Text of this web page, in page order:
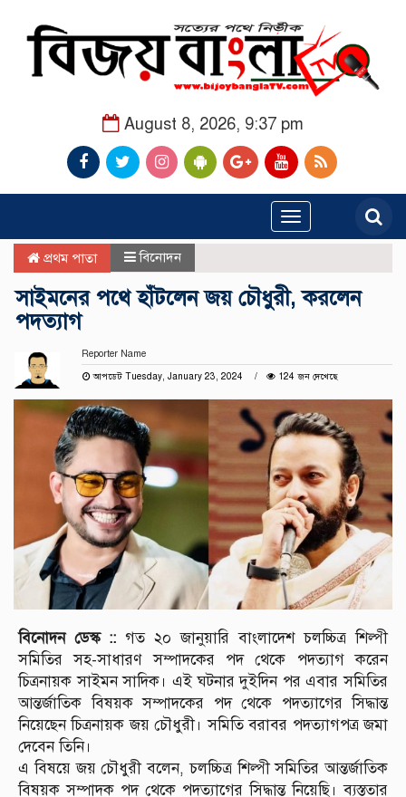
August 8, 2026, 9:37 pm
Toggle
navigation
প্রথম পাতা বিনোদন
সাইমনের পথে হাঁটলেন জয় চৌধুরী, করলেন
পদত্যাগ
Reporter Name
আপডেট Tuesday, January 23, 2024
124 জন দেখেছে
বিনোদন ডেস্ক :: গত ২০ জানুয়ারি বাংলাদেশ চলচ্চিত্র শিল্পী
সমিতির সহ-সাধারণ সম্পাদকের পদ থেকে পদত্যাগ করেন
চিত্রনায়ক সাইমন সাদিক। এই ঘটনার দুইদিন পর এবার সমিতির
আন্তর্জাতিক বিষয়ক সম্পাদকের পদ থেকে পদত্যাগের সিদ্ধান্ত
নিয়েছেন চিত্রনায়ক জয় চৌধুরী। সমিতি বরাবর পদত্যাগপত্র জমা
দেবেন তিনি।
এ বিষয়ে জয় চৌধুরী বলেন, চলচ্চিত্র শিল্পী সমিতির আন্তর্জাতিক
বিষয়ক সম্পাদক পদ থেকে পদত্যাগের সিদ্ধান্ত নিয়েছি। ব্যস্ততার